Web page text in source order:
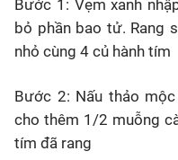
Bước 1: Vẹm xanh
bỏ phần bao tử. Rang
nhỏ cùng 4 củ hành tím
Bước 2: Nấu thảo
cho thêm 1/2 muỗng
tím đã rang